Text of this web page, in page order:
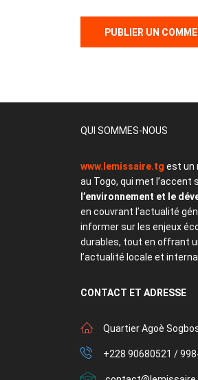
QUI SOMMES-NOUS
www.lemissaire.tg est un
au Togo, qui met l’accent
l’environnement et le
en couvrant l’actualité
informer sur les enjeux
durables, tout en offrant
l’actualité locale et
CONTACT ET ADRESSE
Quartier Agoè
+228 90680521 /